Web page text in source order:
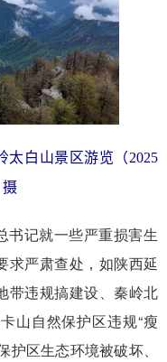
太白山景区游览（2025
摄
记就一些严重损害生
求严肃查处，如陕西延
带违规搞建设、秦岭北
山自然保护区违规“瘦
区生态环境被破坏、